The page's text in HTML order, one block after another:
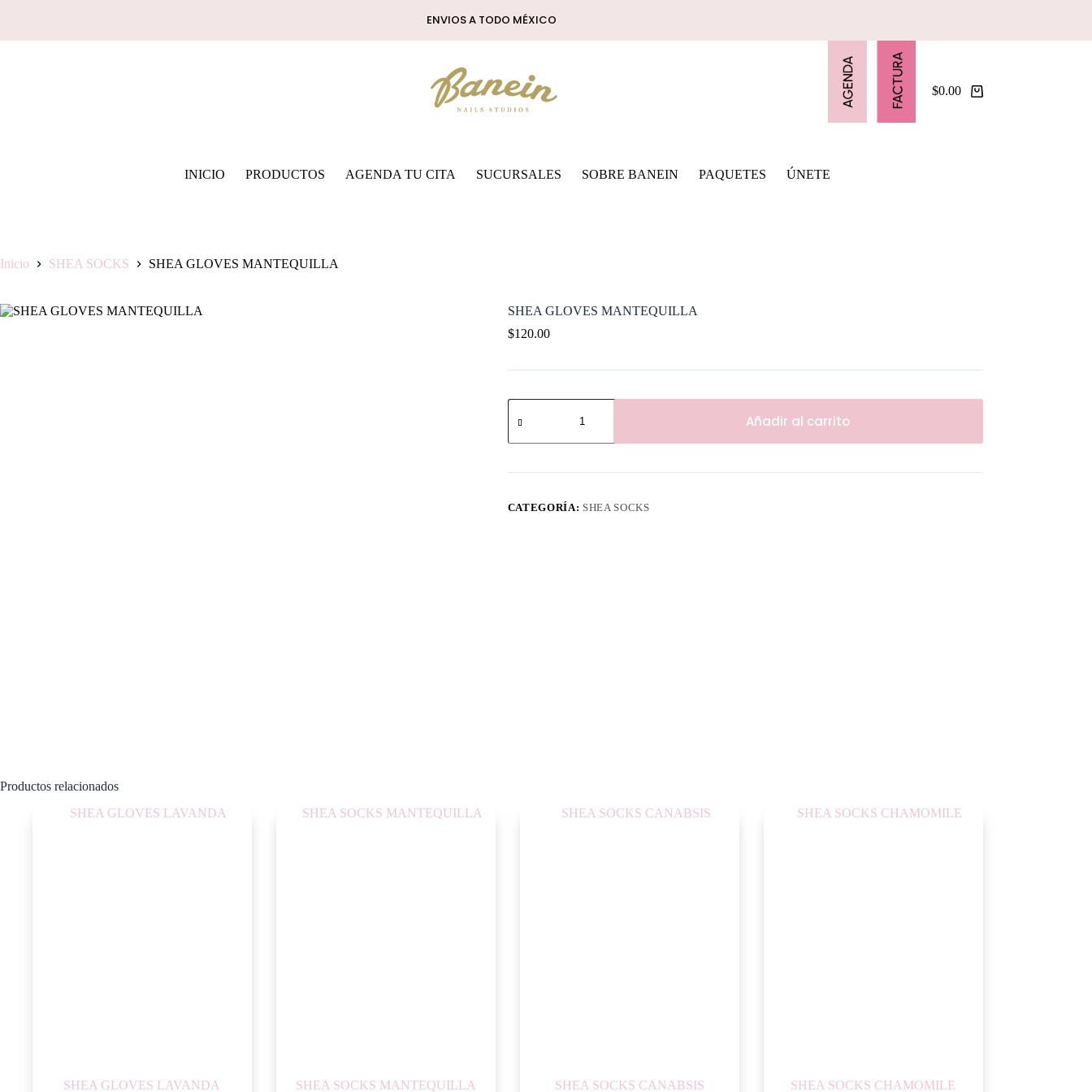
ENVIOS A TODO MÉXICO
Shopping
$0.00
INICIO PRODUCTOS AGENDA TU CITA SUCURSALES SOBRE BANEIN PAQUETES ÚNETE
Inicio SHEA SOCKS SHEA GLOVES MANTEQUILLA
SHEA GLOVES MANTEQUILLA
$120.00
SHEA
GLOVES
cantidad
Añadir al carrito
CATEGORÍA: SHEA SOCKS
Productos relacionados
SHEA GLOVES LAVANDA SHEA SOCKS MANTEQUILLA SHEA SOCKS CANABSIS SHEA SOCKS CHAMOMILE